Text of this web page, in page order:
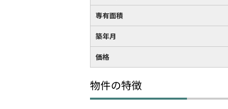
専有面積
築年月
価格
物件の特徴